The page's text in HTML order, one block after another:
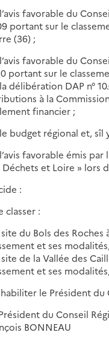
favorable du
portant sur le
(36) ;
favorable du
portant sur le
délibération DAP n°
à la
financier ;
budget régional et, sîl
favorable émis
Déchets et Loire » lors
:
classer :
du Bols des Roches
et ses
de la Vallée des
et ses
le Président du
du Conseil
BONNEAU